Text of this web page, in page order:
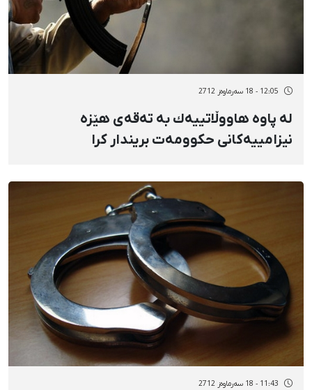
12:05 - 18 سەرماوەز 2712
لە پاوە هاووڵاتییەك بە تەقەی هێزە
نیزامییەكانی حكوومەت بریندار كرا
11:43 - 18 سەرماوەز 2712